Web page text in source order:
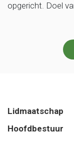
opgericht. Doel
Lidmaatschap
Hoofdbestuur